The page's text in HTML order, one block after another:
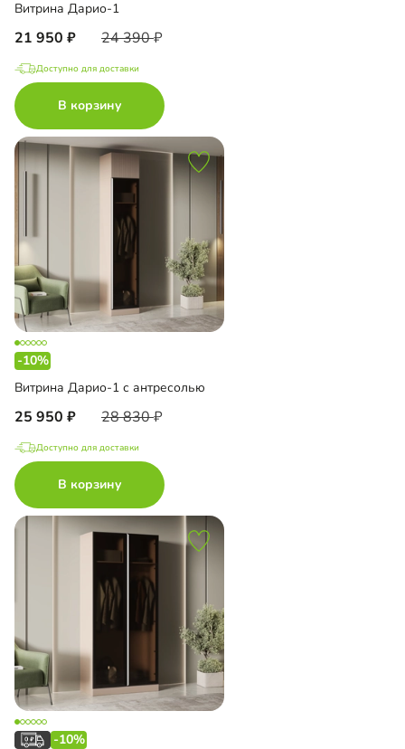
Витрина Дарио-1
21 950 24 390
Доступно для доставки
В корзину
-10%
Витрина Дарио-1 с антресолью
25 950 28 830
Доступно для доставки
В корзину
-10%